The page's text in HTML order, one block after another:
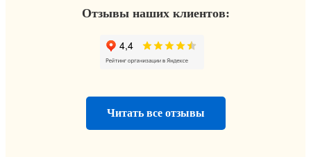
Отзывы наших клиентов:
Читать все отзывы